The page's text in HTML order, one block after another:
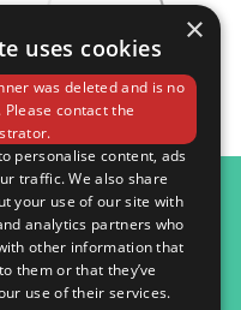
098 984 15 82
Контактна інформація
Повна версія сайту
×
uses cookies
was deleted and is no
contact the
personalise content, ads
traffic. We also share
your use of our site with
analytics partners who
other information that
them or that they’ve
use of their services.